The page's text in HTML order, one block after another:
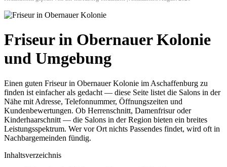
Friseur in Obernauer Kolonie
und Umgebung
Einen guten Friseur in Obernauer Kolonie im Aschaffenburg zu
finden ist einfacher als gedacht — diese Seite listet die Salons in der
Nähe mit Adresse, Telefonnummer, Öffnungszeiten und
Kundenbewertungen. Ob Herrenschnitt, Damenfrisur oder
Kinderhaarschnitt — die Salons in der Region bieten ein breites
Leistungsspektrum. Wer vor Ort nichts Passendes findet, wird oft in
Nachbargemeinden fündig.
Inhaltsverzeichnis